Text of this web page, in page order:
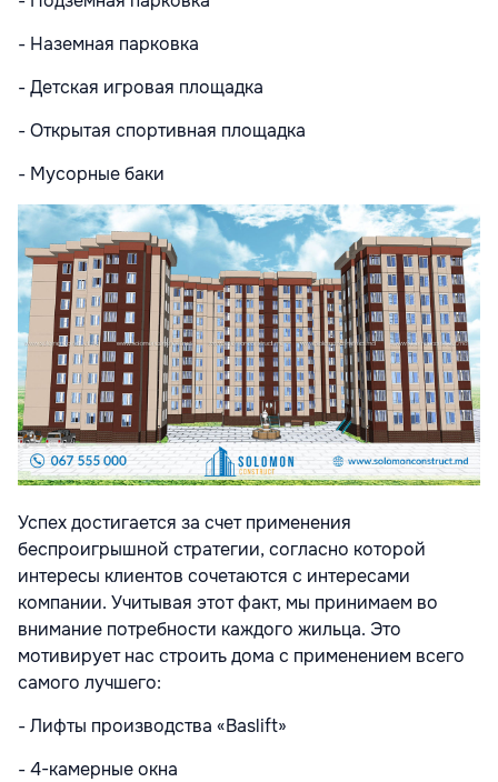
- Наземная парковка
- Детская игровая площадка
- Открытая спортивная площадка
- Мусорные баки
Успех достигается за счет применения
беспроигрышной стратегии, согласно которой
интересы клиентов сочетаются с интересами
компании. Учитывая этот факт, мы принимаем во
внимание потребности каждого жильца. Это
мотивирует нас строить дома с применением всего
самого лучшего:
- Лифты производства «Baslift»
- 4-камерные окна